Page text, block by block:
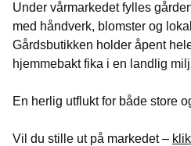
Under vårmarkedet fylles
med håndverk, blomster og
Gårdsbutikken holder åpent
hjemmebakt fika i en landlig
En herlig utflukt for både store
Vil du stille ut på markedet –